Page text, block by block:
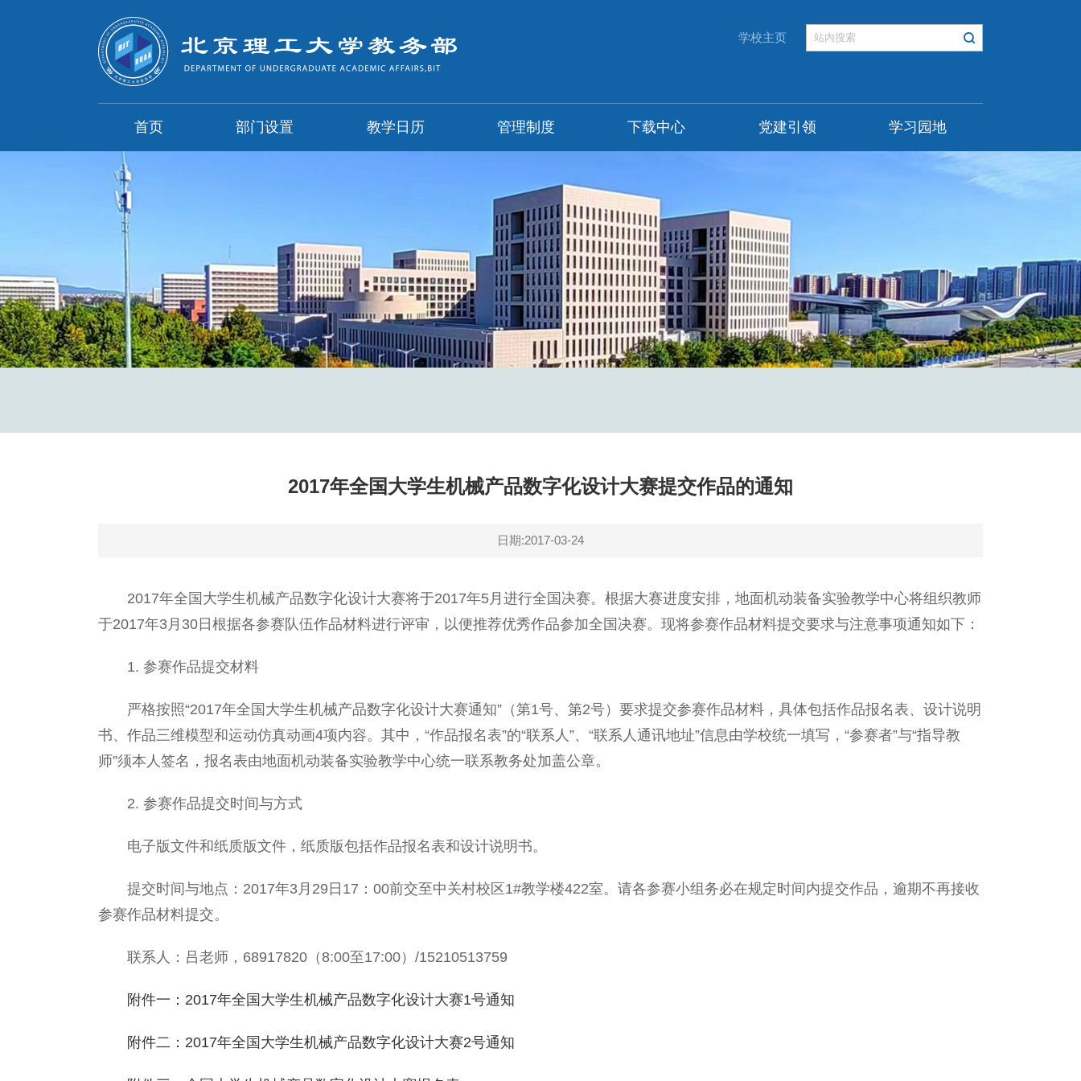
学校主页
首页 部门设置 教学日历 管理制度 下载中心 党建引领 学习园地
2017年全国大学生机械产品数字化设计大赛提交作品的通知
日期:2017-03-24
2017年全国大学生机械产品数字化设计大赛将于2017年5月进行全国决赛。根据大赛进度安排，地面机动装备实验教学中心将组织教师
于2017年3月30日根据各参赛队伍作品材料进行评审，以便推荐优秀作品参加全国决赛。现将参赛作品材料提交要求与注意事项通知如下：
1. 参赛作品提交材料
严格按照“2017年全国大学生机械产品数字化设计大赛通知”（第1号、第2号）要求提交参赛作品材料，具体包括作品报名表、设计说明
书、作品三维模型和运动仿真动画4项内容。其中，“作品报名表”的“联系人”、“联系人通讯地址”信息由学校统一填写，“参赛者”与“指导教
师”须本人签名，报名表由地面机动装备实验教学中心统一联系教务处加盖公章。
2. 参赛作品提交时间与方式
电子版文件和纸质版文件，纸质版包括作品报名表和设计说明书。
提交时间与地点：2017年3月29日17：00前交至中关村校区1#教学楼422室。请各参赛小组务必在规定时间内提交作品，逾期不再接收
参赛作品材料提交。
联系人：吕老师，68917820（8:00至17:00）/15210513759
附件一：2017年全国大学生机械产品数字化设计大赛1号通知
附件二：2017年全国大学生机械产品数字化设计大赛2号通知